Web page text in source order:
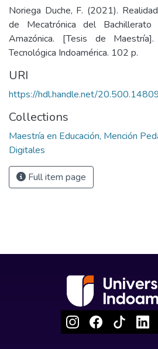
Noriega Duche, F. (2021).
de Mecatrónica del
Amazónica. [Tesis de
Tecnológica Indoamérica. 102 p.
URI
https://hdl.handle.net/
Collections
Maestría en Educación, Mención
Digitales
Full item page